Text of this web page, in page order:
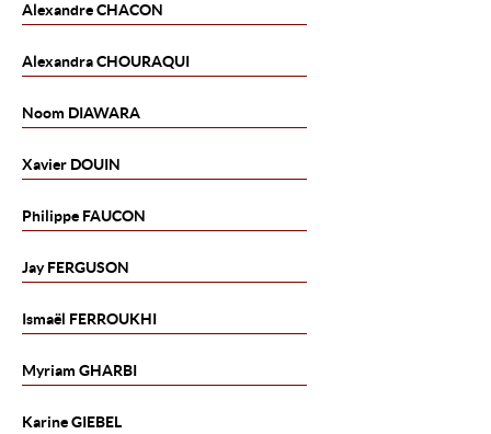
AlexandreCHACON
AlexandraCHOURAQUI
Noom DIAWARA
Xavier DOUIN
Philippe FAUCON
JayFERGUSON
Ismaël FERROUKHI
Myriam GHARBI
KarineGIEBEL